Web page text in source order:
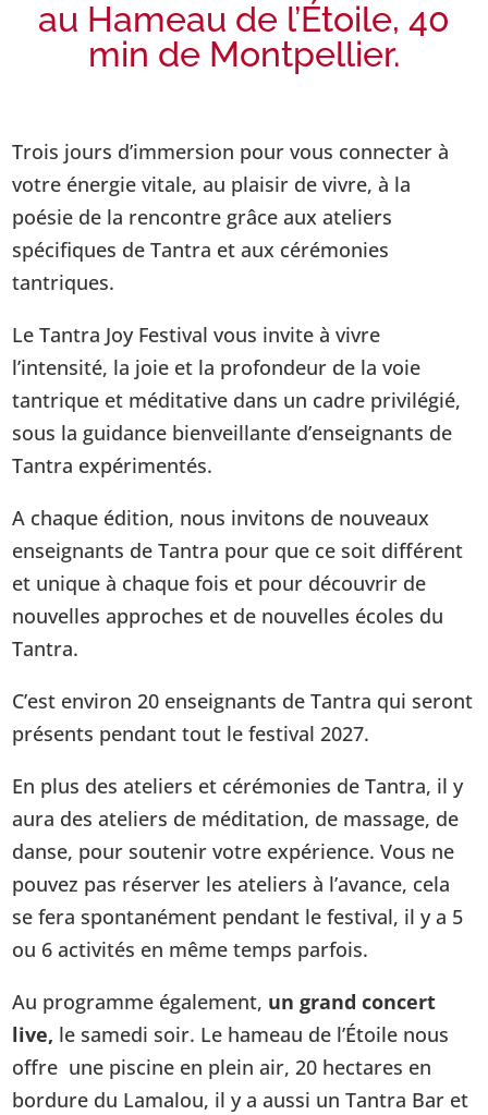
au Hameau de l’Étoile, 40
min de Montpellier.
Trois jours d’immersion pour vous connecter à
votre énergie vitale, au plaisir de vivre, à la
poésie de la rencontre grâce aux ateliers
spécifiques de Tantra et aux cérémonies
tantriques.
Le Tantra Joy Festival vous invite à vivre
l’intensité, la joie et la profondeur de la voie
tantrique et méditative dans un cadre privilégié,
sous la guidance bienveillante d’enseignants de
Tantra expérimentés.
A chaque édition, nous invitons de nouveaux
enseignants de Tantra pour que ce soit différent
et unique à chaque fois et pour découvrir de
nouvelles approches et de nouvelles écoles du
Tantra.
C’est environ 20 enseignants de Tantra qui seront
présents pendant tout le festival 2027.
En plus des ateliers et cérémonies de Tantra, il y
aura des ateliers de méditation, de massage, de
danse, pour soutenir votre expérience. Vous ne
pouvez pas réserver les ateliers à l’avance, cela
se fera spontanément pendant le festival, il y a 5
ou 6 activités en même temps parfois.
Au programme également, un grand concert
live, le samedi soir. Le hameau de l’Étoile nous
offre une piscine en plein air, 20 hectares en
bordure du Lamalou, il y a aussi un Tantra Bar et